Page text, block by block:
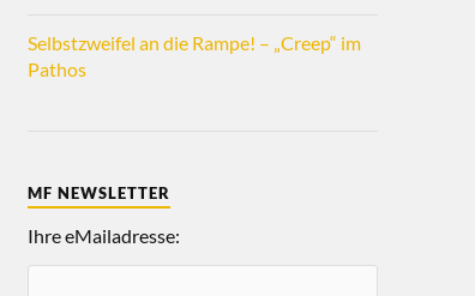
Selbstzweifel an die Rampe! – „Creep“ im
Pathos
MF NEWSLETTER
Ihre eMailadresse: